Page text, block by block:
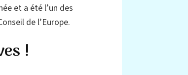
et a été l’un des
de l’Europe.
!